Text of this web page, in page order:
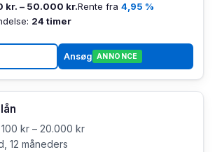
kr. – 50.000 kr.Rente fra 4,95 %
24 timer
Ansøg ANNONCE
kr – 20.000 kr
12 måneders